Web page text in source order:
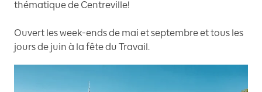
thématique de Centreville!
Ouvert les week-ends de mai et septembre et tous les
jours de juin à la fête du Travail.